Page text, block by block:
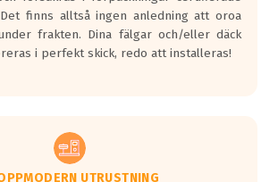
finns alltså ingen anledning att oroa
frakten. Dina fälgar och/eller däck
i perfekt skick, redo att installeras!
UTRUSTNING